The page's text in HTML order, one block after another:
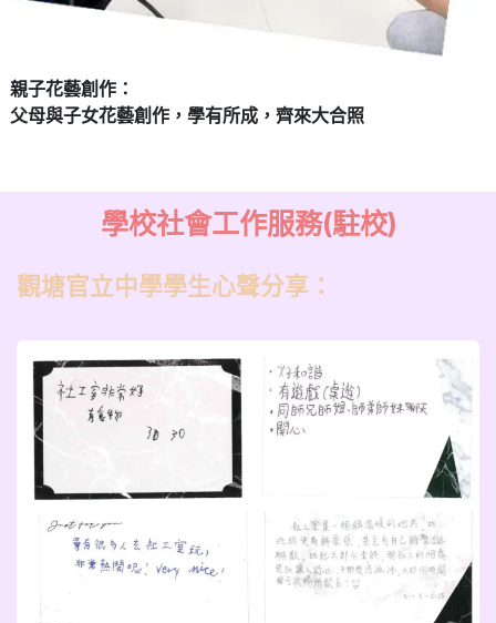
親子花藝創作：
父母與子女花藝創作，學有所成，齊來大合照
學校社會工作服務(駐校)
觀塘官立中學學生心聲分享：